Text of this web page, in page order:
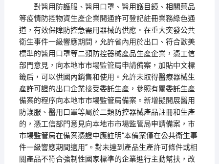
對醫用防護服、醫用口罩、醫用護目鏡、相關藥品
等疫情防控物資生產企業開通許可登記註冊業務綠色通
道，有效保障防控急需用器械的供應。在重大突發公共
衛生事件一級響應期間，允許省內用於出口、符合歐美
標準的醫用口罩等二類防控器械產品生產企業，憑工信
部門意見，向本地市市場監管局申請備案，加貼中文標
籤后，可以供國內銷售和使用。允許未取得醫療器械生
產許可證的出口企業接受委託生產，參照有關委託生產
備案的程序向本地市市場監管局備案。新增擬開展醫用
防護服、醫用口罩等屬於二類防控器械產品註冊和生產
的，憑工信部門意見向本地市市場監管局申請備案，市
市場監管局在備案憑證中應註明“本備案僅在公共衛生事
件一級響應期間適用”。對未達到產品生產許可條件或相
關產品不符合強制性國家標準的企業進行主動幫扶，改